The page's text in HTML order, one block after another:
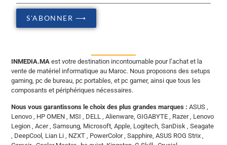
S'ABONNER ⟶
INMEDIA.MA est votre destination incontournable pour l’achat et la
vente de matériel informatique au Maroc. Nous proposons des setups
gaming, pc de bureau, pc portables, et pc gamer, ainsi que tous les
composants et périphériques nécessaires.
Nous vous garantissons le choix des plus grandes marques : ASUS ,
Lenovo , HP OMEN , MSI , DELL , Alienware, GIGABYTE , Razer , Lenovo
Legion , Acer , Samsung, Microsoft, Apple, Logitech, SanDisk , Seagate
, DeepCool, Lian Li , NZXT , PowerColor , Sapphire, ASUS ROG Strix ,